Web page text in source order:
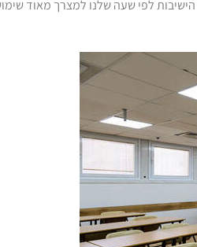
לפי שעה שלנו למצרך מאוד